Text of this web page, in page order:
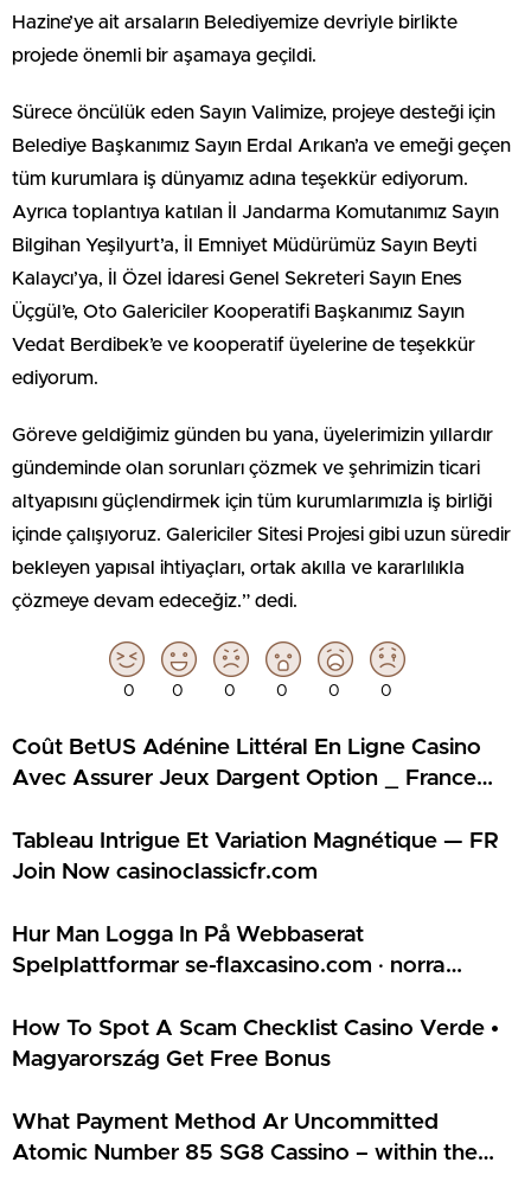
Hazine’ye ait arsaların Belediyemize devriyle birlikte
projede önemli bir aşamaya geçildi.
Sürece öncülük eden Sayın Valimize, projeye desteği için
Belediye Başkanımız Sayın Erdal Arıkan’a ve emeği geçen
tüm kurumlara iş dünyamız adına teşekkür ediyorum.
Ayrıca toplantıya katılan İl Jandarma Komutanımız Sayın
Bilgihan Yeşilyurt’a, İl Emniyet Müdürümüz Sayın Beyti
Kalaycı’ya, İl Özel İdaresi Genel Sekreteri Sayın Enes
Üçgül’e, Oto Galericiler Kooperatifi Başkanımız Sayın
Vedat Berdibek’e ve kooperatif üyelerine de teşekkür
ediyorum.
Göreve geldiğimiz günden bu yana, üyelerimizin yıllardır
gündeminde olan sorunları çözmek ve şehrimizin ticari
altyapısını güçlendirmek için tüm kurumlarımızla iş birliği
içinde çalışıyoruz. Galericiler Sitesi Projesi gibi uzun süredir
bekleyen yapısal ihtiyaçları, ortak akılla ve kararlılıkla
çözmeye devam edeceğiz.” dedi.
0 0 0 0 0 0
Coût BetUS Adénine Littéral En Ligne Casino
Avec Assurer Jeux Dargent Option _ France
Tableau Intrigue Et Variation Magnétique — FR
Join Now casinoclassicfr.com
Hur Man Logga In På Webbaserat
Spelplattformar se-flaxcasino.com · norra
How To Spot A Scam Checklist Casino Verde •
Magyarország Get Free Bonus
What Payment Method Ar Uncommitted
Atomic Number 85 SG8 Cassino – within the